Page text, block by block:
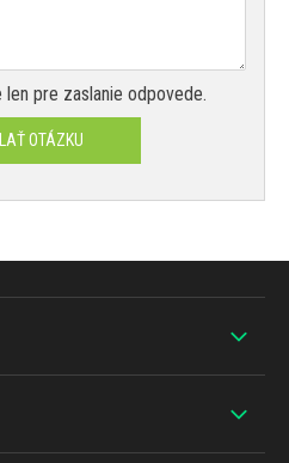
pre zaslanie odpovede.
OTÁZKU